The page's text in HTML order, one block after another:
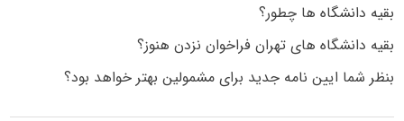
بقیه دانشگاه ها چطور؟
بقیه دانشگاه های تهران فراخوان نزدن هنوز؟
بنظر شما ایین نامه جدید برای مشمولین بهتر خواهد بود؟